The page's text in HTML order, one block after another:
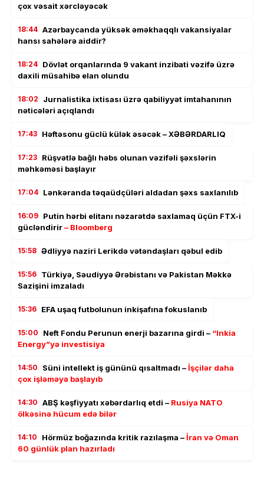
çox vəsait xərcləyəcək
18:44 Azərbaycanda yüksək əməkhaqqlı vakansiyalar
hansı sahələrə aiddir?
18:24 Dövlət orqanlarında 9 vakant inzibati vəzifə üzrə
daxili müsahibə elan olundu
18:02
Jurnalistika ixtisası üzrə qabiliyyət imtahanının
nəticələri açıqlandı
17:43 Həftəsonu güclü külək əsəcək – XƏBƏRDARLIQ
17:23 Rüşvətlə bağlı həbs olunan vəzifəli şəxslərin
məhkəməsi başlayır
17:04 Lənkəranda təqaüdçüləri aldadan şəxs saxlanılıb
16:09 Putin hərbi elitanı nəzarətdə saxlamaq üçün FTX-i
gücləndirir– Bloomberg
15:58 Ədliyyə naziri Lerikdə vətəndaşları qəbul edib
15:56 Türkiyə, Səudiyyə Ərəbistanı və Pakistan Məkkə
Sazişini imzaladı
15:36 EFA uşaq futbolunun inkişafına fokuslanıb
15:00 Neft Fondu Perunun enerji bazarına girdi – “Inkia
Energy”yə investisiya
14:50 Süni intellekt iş gününü qısaltmadı –İşçilər daha
çox işləməyə başlayıb
14:30 ABŞ kəşfiyyatı xəbərdarlıq etdi – Rusiya NATO
ölkəsinə hücum edə bilər
14:10 Hörmüz boğazında kritik razılaşma –İran və Oman
60 günlük plan hazırladı